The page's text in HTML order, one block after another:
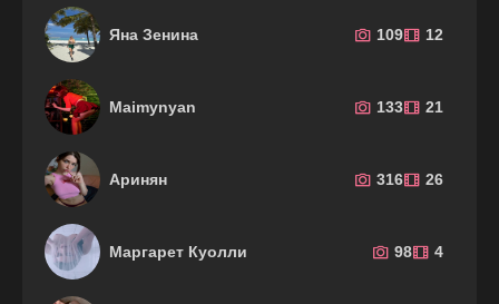
Яна Зенина 109 12
Maimynyan 133 21
Аринян 316 26
Маргарет Куолли 98 4